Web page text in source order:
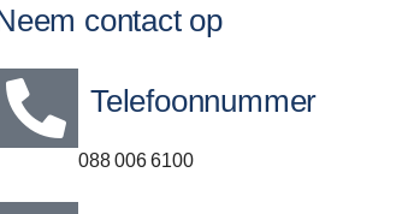
contact op
Telefoonnummer
088 006 6100